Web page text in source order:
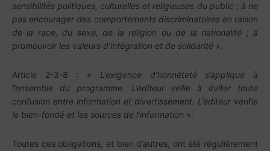
sensibilités politiques, culturelles et religieuses du public ; à ne
pas encourager des comportements discriminatoires en raison
de la race, du sexe, de la religion ou de la nationalité ; à
promouvoir les valeurs d’intégration et de solidarité ».
Article 2-3-8 : « L’exigence d’honnêteté s’applique à
l’ensemble du programme. L’éditeur veille à éviter toute
confusion entre information et divertissement. L’éditeur vérifie
le bien-fondé et les sources de l’information ».
Toutes ces obligations, et bien d’autres, ont été régulièrement